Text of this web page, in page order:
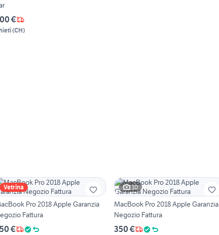
€
(CH)
Vetrina
Pro 2018 Apple Garanzia
Fattura
€
10
MacBook Pro 2018 Apple Garanzia
Negozio Fattura
350 €